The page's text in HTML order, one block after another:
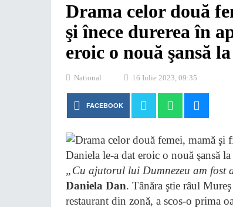
Drama celor două
şi înece durerea în
eroic o nouă şansă
National 16 Iulie 2023, 09:35
FACEBOOK
„Cu ajutorul lui Dumnezeu am fost
Daniela Dan. Tânăra ştie râul
restaurant din zonă, a scos-o prima